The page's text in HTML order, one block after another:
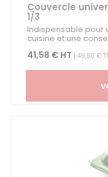
Couvercle
1/3
Indispensable pour
cuisine et une
41,58 € HT | 49,90 €